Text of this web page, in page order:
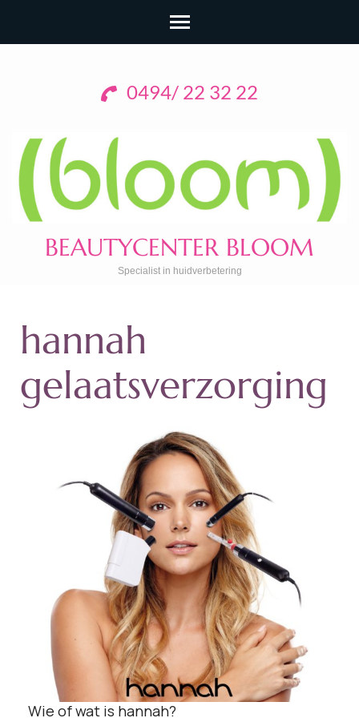
0494/ 22 32 22
BEAUTYCENTER BLOOM
Specialist in huidverbetering
hannah
gelaatsverzorging
Wie of wat is hannah?